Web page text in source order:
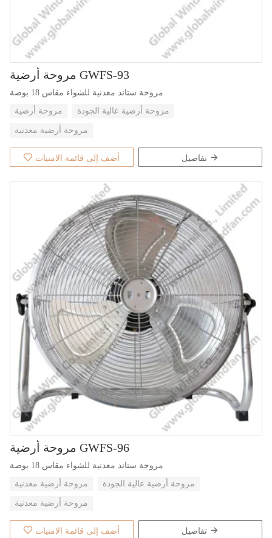
مروحة أرضية GWFS-93
مروحة ستاند معدنية للشواء مقاس 18 بوصة
مروحة أرضية
مروحة أرضية عالية الجودة
مروحة أرضية معدنية
أضف إلى قائمة الامنيات تفاصيل
مروحة أرضية GWFS-96
مروحة ستاند معدنية للشواء مقاس 18 بوصة
مروحة أرضية معدنية
مروحة أرضية عالية الجودة
مروحة أرضية معدنية
أضف إلى قائمة الامنيات تفاصيل